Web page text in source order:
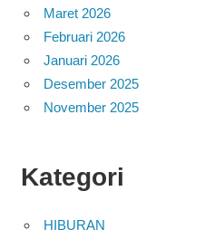
Maret 2026
Februari 2026
Januari 2026
Desember 2025
November 2025
Kategori
HIBURAN